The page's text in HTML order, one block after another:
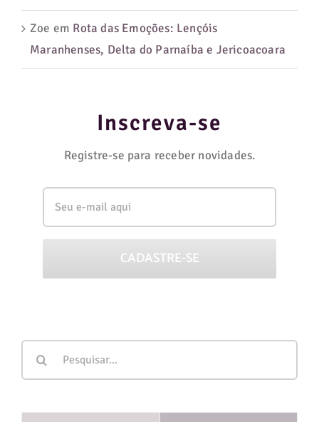
Zoe em Rota das Emoções: Lençóis
Maranhenses, Delta do Parnaíba e Jericoacoara
Inscreva-se
Registre-se para receber novidades.
resultados